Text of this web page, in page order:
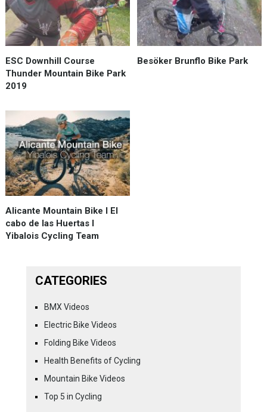
ESC Downhill Course
Thunder Mountain Bike Park
2019
Besöker Brunflo Bike Park
Alicante Mountain Bike I El
cabo de las Huertas I
Yibalois Cycling Team
CATEGORIES
BMX Videos
Electric Bike Videos
Folding Bike Videos
Health Benefits of Cycling
Mountain Bike Videos
Top 5 in Cycling